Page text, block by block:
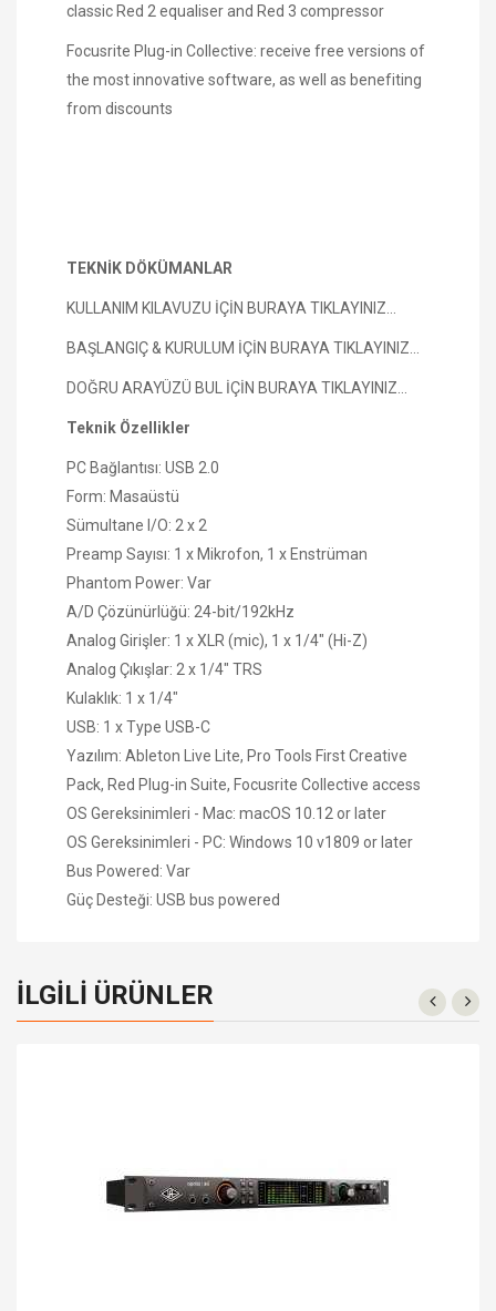
classic Red 2 equaliser and Red 3 compressor
Focusrite Plug-in Collective: receive free versions of
the most innovative software, as well as benefiting
from discounts
TEKNİK DÖKÜMANLAR
KULLANIM KILAVUZU İÇİN BURAYA TIKLAYINIZ...
BAŞLANGIÇ & KURULUM İÇİN BURAYA TIKLAYINIZ...
DOĞRU ARAYÜZÜ BUL İÇİN BURAYA TIKLAYINIZ...
Teknik Özellikler
PC Bağlantısı: USB 2.0
Form: Masaüstü
Sümultane I/O: 2 x 2
Preamp Sayısı: 1 x Mikrofon, 1 x Enstrüman
Phantom Power: Var
A/D Çözünürlüğü: 24-bit/192kHz
Analog Girişler: 1 x XLR (mic), 1 x 1/4" (Hi-Z)
Analog Çıkışlar: 2 x 1/4" TRS
Kulaklık: 1 x 1/4"
USB: 1 x Type USB-C
Yazılım: Ableton Live Lite, Pro Tools First Creative
Pack, Red Plug-in Suite, Focusrite Collective access
OS Gereksinimleri - Mac: macOS 10.12 or later
OS Gereksinimleri - PC: Windows 10 v1809 or later
Bus Powered: Var
Güç Desteği: USB bus powered
İLGILI ÜRÜNLER